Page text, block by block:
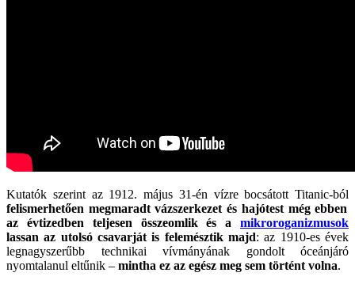
Kutatók szerint az 1912. május 31-én vízre bocsátott Titanic-ból
felismerhetően megmaradt vázszerkezet és hajótest még ebben
az évtizedben teljesen összeomlik és a mikroroganizmusok
lassan az utolsó csavarját is felemésztik majd: az 1910-es évek
legnagyszerűbb technikai vívmányának gondolt óceánjáró
nyomtalanul eltűnik – mintha ez az egész meg sem történt volna.